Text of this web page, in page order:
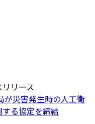
リース
が災害発生時の人工衛
る協定を締結